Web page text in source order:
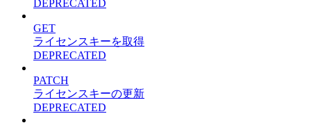
DEPRECATED
GET
ライセンスキーを取得
DEPRECATED
PATCH
ライセンスキーの更新
DEPRECATED